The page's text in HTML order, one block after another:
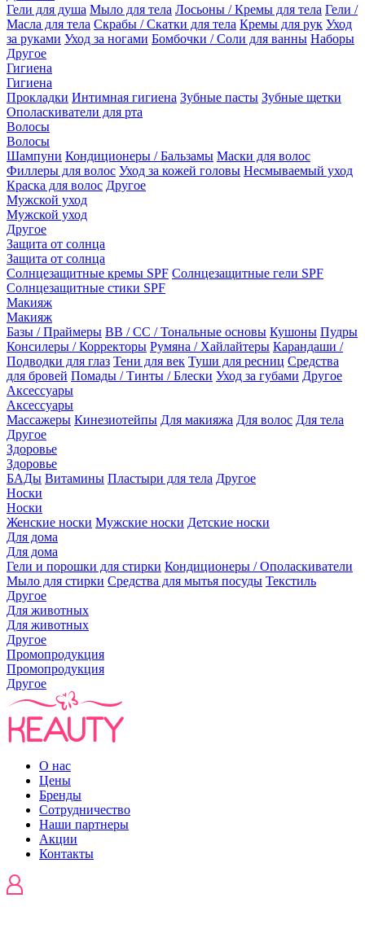
Гели для душа Мыло для тела Лосьоны / Кремы для тела Гели /
Масла для тела Скрабы / Скатки для тела Кремы для рук Уход
за руками Уход за ногами Бомбочки / Соли для ванны Наборы
Другое
Гигиена
Гигиена
Прокладки Интимная гигиена Зубные пасты Зубные щетки
Ополаскиватели для рта
Волосы
Волосы
Шампуни Кондиционеры / Бальзамы Маски для волос
Филлеры для волос Уход за кожей головы Несмываемый уход
Краска для волос Другое
Мужской уход
Мужской уход
Другое
Защита от солнца
Защита от солнца
Солнцезащитные кремы SPF Солнцезащитные гели SPF
Солнцезащитные стики SPF
Макияж
Макияж
Базы / Праймеры BB / CC / Тональные основы Кушоны Пудры
Консилеры / Корректоры Румяна / Хайлайтеры Карандаши /
Подводки для глаз Тени для век Туши для ресниц Средства
для бровей Помады / Тинты / Блески Уход за губами Другое
Аксессуары
Аксессуары
Массажеры Кинезиотейпы Для макияжа Для волос Для тела
Другое
Здоровье
Здоровье
БАДы Витамины Пластыри для тела Другое
Носки
Носки
Женские носки Мужские носки Детские носки
Для дома
Для дома
Гели и порошки для стирки Кондиционеры / Ополаскиватели
Мыло для стирки Средства для мытья посуды Текстиль
Другое
Для животных
Для животных
Другое
Промопродукция
Промопродукция
Другое
О нас
Цены
Бренды
Сотрудничество
Наши партнеры
Акции
Контакты